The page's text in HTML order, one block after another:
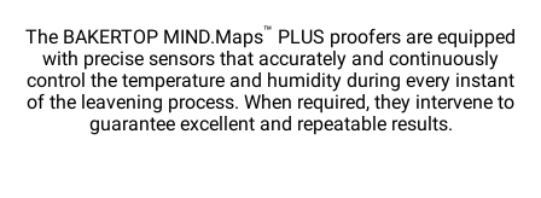
The BAKERTOP MIND.Maps™ PLUS proofers are equipped
with precise sensors that accurately and continuously
control the temperature and humidity during every instant
of the leavening process. When required, they intervene to
guarantee excellent and repeatable results.